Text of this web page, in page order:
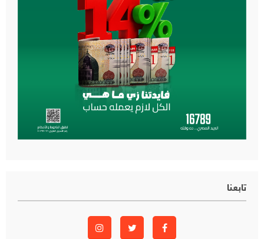
تابعنا